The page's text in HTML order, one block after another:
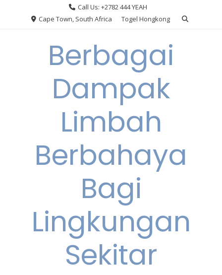
Call Us: +2782 444 YEAH
Cape Town, South Africa
Togel Hongkong
Berbagai
Dampak
Limbah
Berbahaya
Bagi
Lingkungan
Sekitar